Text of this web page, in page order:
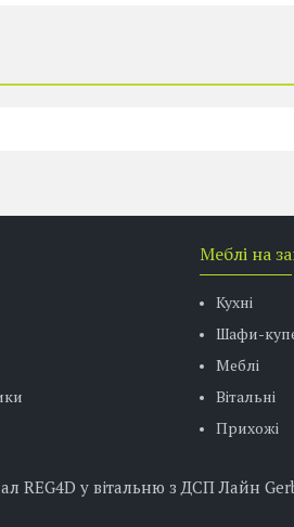
Меблі на
Кухні
Шафи-
Меблі
Вітальні
Прихожі
у вітальню з ДСП Лайн